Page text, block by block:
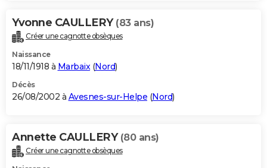
Yvonne CAULLERY (83 ans)
Créer une cagnotte obsèques
Naissance
18/11/1918 à Marbaix(Nord)
Décès
26/08/2002 à Avesnes-sur-Helpe (Nord)
Annette CAULLERY (80 ans)
Créer une cagnotte obsèques